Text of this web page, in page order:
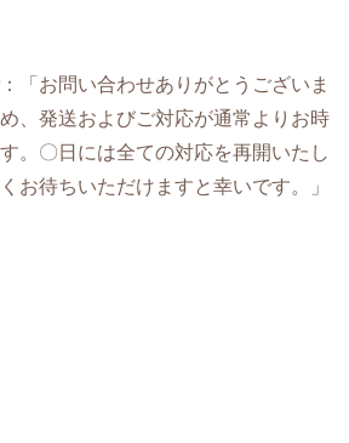
：「お問い合わせありがとうございま
、発送およびご対応が通常よりお時
。〇日には全ての対応を再開いたし
お待ちいただけますと幸いです。」